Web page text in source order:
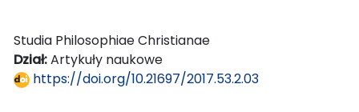
Studia Philosophiae Christianae
Dział:Artykuły naukowe
https://doi.org/10.21697/2017.53.2.03